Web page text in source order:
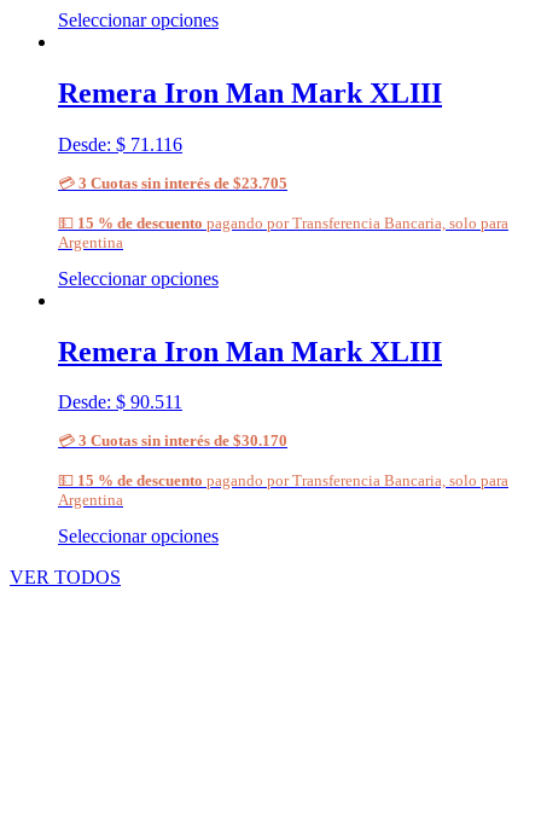
Seleccionar opciones
Remera Iron Man Mark XLIII
Desde: $ 71.116
💳 3 Cuotas sin interés de $23.705
💵 15 % de descuento pagando por Transferencia Bancaria, solo para
Argentina
Seleccionar opciones
Remera Iron Man Mark XLIII
Desde: $ 90.511
💳 3 Cuotas sin interés de $30.170
💵 15 % de descuento pagando por Transferencia Bancaria, solo para
Argentina
Seleccionar opciones
VER TODOS